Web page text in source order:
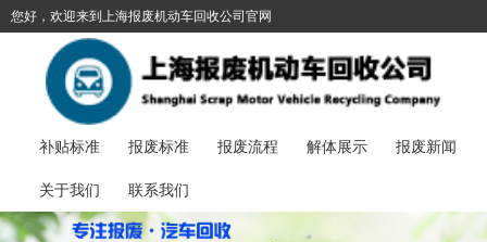
您好，欢迎来到上海报废机动车回收公司官网
报废汽车服务热线：
021-57662278
补贴标准 报废标准 报废流程 解体展示 报废新闻
关于我们 联系我们